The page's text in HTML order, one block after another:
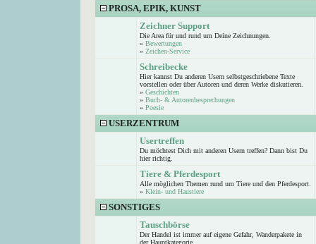
PROSA, EPIK, KUNST
Zeichner Support
Die Area für und rund um Deine Zeichnungen.
» Bewertungen
» Zeichen-Service
Schreibecke
Hier kannst Du anderen Usern selbstgeschriebene Texte
vorstellen oder über Autoren und deren Werke diskutieren.
» Geschichten
» Buch- & Autorenbesprechungen
» Poesie
USERZENTRUM
Usertreffen
Du möchtest Dich mit anderen Usern treffen? Dann bist Du
hier richtig.
Tiere & Pferdesport
Alle möglichen Themen rund um Tiere und den Pferdesport.
» Klein- und Haustiere
SONSTIGES
Tauschbörse
Der Handel ist immer auf eigene Gefahr, Wanderpakete in
der Hauptkategorie